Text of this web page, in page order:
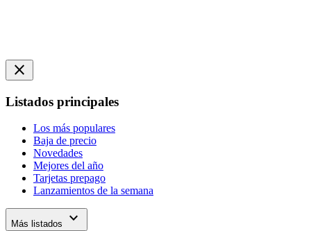
close
Listados principales
Los más populares
Baja de precio
Novedades
Mejores del año
Tarjetas prepago
Lanzamientos de la semana
Más listados expand_more